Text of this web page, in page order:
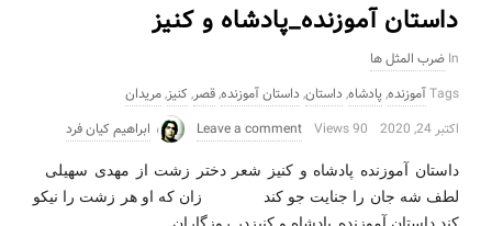
داستان آموزنده_پادشاه و کنیز
In ضرب المثل ها
Tagsآموزنده,پادشاه,داستان,داستان آموزنده,قصر, کنیز,مریدان
اکتبر 24, 2020
90 Views
Leave a comment ابراهیم کیان فرد
داستان آموزنده_پادشاه و کنیز شعر دختر زشت از مهدی سهیلی
لطف شه جان را جنایت جو کند زان که او هر زشت را نیکو